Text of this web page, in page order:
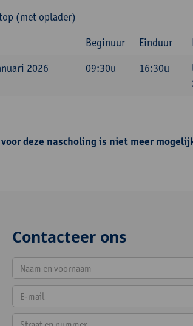
(met oplader)
Beginuur Einduur
2026
09:30u 16:30u
deze nascholing is niet meer
Contacteer ons